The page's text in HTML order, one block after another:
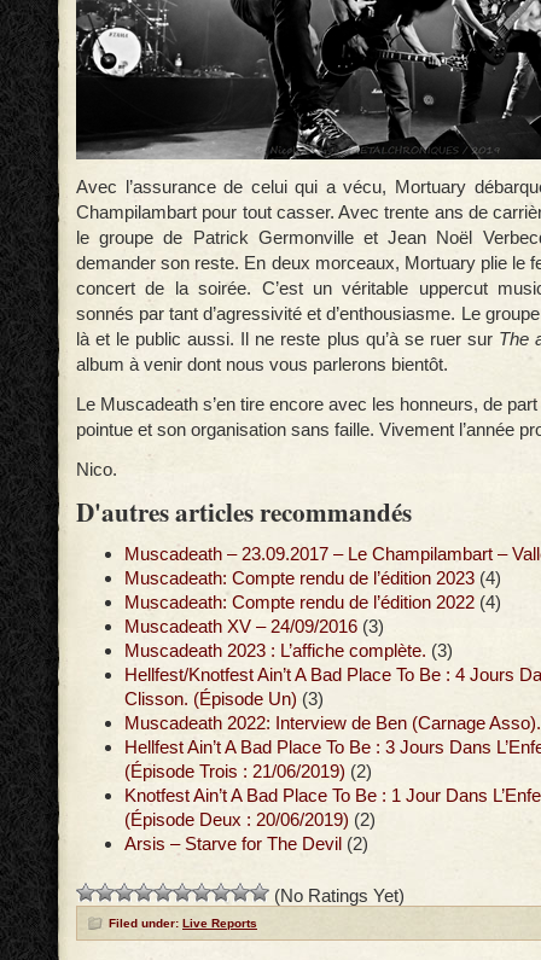
Avec l’assurance de celui qui a vécu, Mortuary
Champilambart pour tout casser. Avec trente ans de
le groupe de Patrick Germonville et Jean Noël
demander son reste. En deux morceaux, Mortuary plie le
concert de la soirée. C’est un véritable uppercut
sonnés par tant d’agressivité et d’enthousiasme. Le
là et le public aussi. Il ne reste plus qu’à se ruer sur The
album à venir dont nous vous parlerons bientôt.
Le Muscadeath s’en tire encore avec les honneurs, de
pointue et son organisation sans faille. Vivement l’année
Nico.
D'autres articles recommandés
Muscadeath – 23.09.2017 – Le Champilambart –
Muscadeath: Compte rendu de l’édition 2023 (4)
Muscadeath: Compte rendu de l’édition 2022 (4)
Muscadeath XV – 24/09/2016 (3)
Muscadeath 2023 : L’affiche complète. (3)
Hellfest/Knotfest Ain’t A Bad Place To Be : 4 Jours
Clisson. (Épisode Un) (3)
Muscadeath 2022: Interview de Ben (Carnage Asso).
Hellfest Ain’t A Bad Place To Be : 3 Jours Dans
(Épisode Trois : 21/06/2019) (2)
Knotfest Ain’t A Bad Place To Be : 1 Jour Dans
(Épisode Deux : 20/06/2019) (2)
Arsis – Starve for The Devil (2)
(No Ratings Yet)
Filed under: Live Reports